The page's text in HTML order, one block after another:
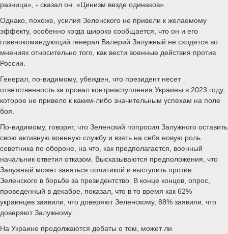
разница», - сказал он. «Цинизм везде одинаков».
Однако, похоже, усилия Зеленского не привели к желаемому
эффекту, особенно когда широко сообщается, что он и его
главнокомандующий генерал Валерий Залужный не сходятся во
мнениях относительно того, как вести военные действия против
России.
Генерал, по-видимому, убежден, что президент несет
ответственность за провал контрнаступления Украины в 2023 году,
которое не привело к каким-либо значительным успехам на поле
боя.
По-видимому, говорят, что Зеленский попросил Залужного оставить
свою активную военную службу и взять на себя новую роль
советника по обороне, на что, как предполагается, военный
начальник ответил отказом. Высказываются предположения, что
Залужный может заняться политикой и выступить против
Зеленского в борьбе за президентство. В конце концов, опрос,
проведенный в декабре, показал, что в то время как 62%
украинцев заявили, что доверяют Зеленскому, 88% заявили, что
доверяют Залужному.
На Украине продолжаются дебаты о том, может ли